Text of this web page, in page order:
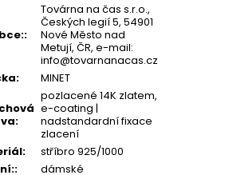
:
Továrna na čas s.r.o.,
Českých legií 5, 54901
Nové Město nad
Metují, ČR, e-mail:
info@tovarnanacas.cz
:
MINET
:
pozlacené 14K zlatem,
e-coating |
nadstandardní fixace
zlacení
:
stříbro 925/1000
:
dámské